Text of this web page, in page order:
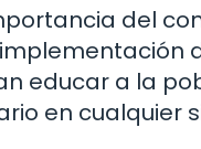
del
educar a la
en cualquier